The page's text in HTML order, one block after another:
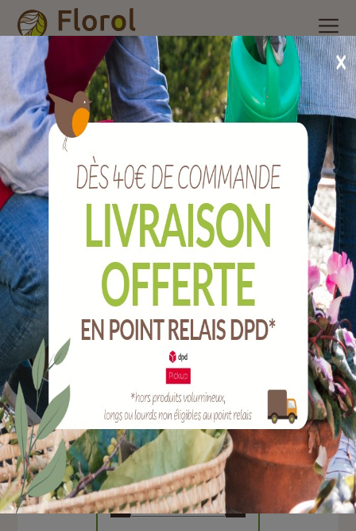
Accueil Nos produits /Poterie et accessoires /Jardinière et
balconnière plastique /Soucoupe rectangle nara raisin rouge
38x18 cm.
Soucoupe rectangle NARA raisin rouge
38x18 cm.
Ref : 151040273
EAN :
Marque :
TERAPLAST
Quantité :
Unité
- +